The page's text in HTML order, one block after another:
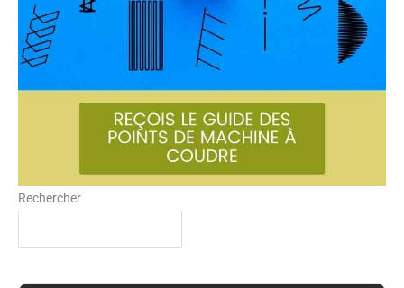
Rechercher